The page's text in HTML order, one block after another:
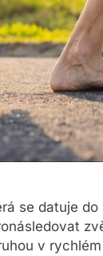
se datuje
v